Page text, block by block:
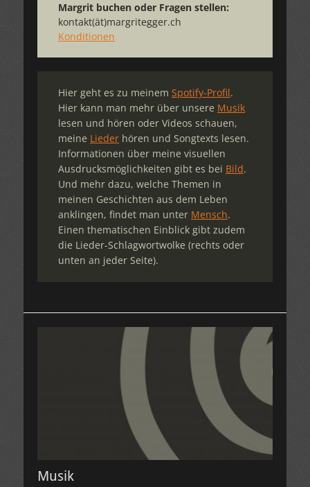
Margrit buchen oder Fragen stellen:
kontakt(ät)margritegger.ch
Konditionen
Hier geht es zu meinem Spotify-Profil.
Hier kann man mehr über unsere Musik
lesen und hören oder Videos schauen,
meine Lieder hören und Songtexts lesen.
Informationen über meine visuellen
Ausdrucksmöglichkeiten gibt es bei Bild.
Und mehr dazu, welche Themen in
meinen Geschichten aus dem Leben
anklingen, findet man unter Mensch.
Einen thematischen Einblick gibt zudem
die Lieder-Schlagwortwolke (rechts oder
unten an jeder Seite).
Musik